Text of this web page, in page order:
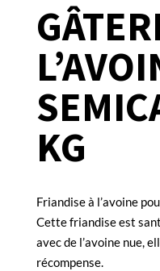
KG
Friandise à l’avoine
Cette friandise est
avec de l’avoine nue,
récompense.